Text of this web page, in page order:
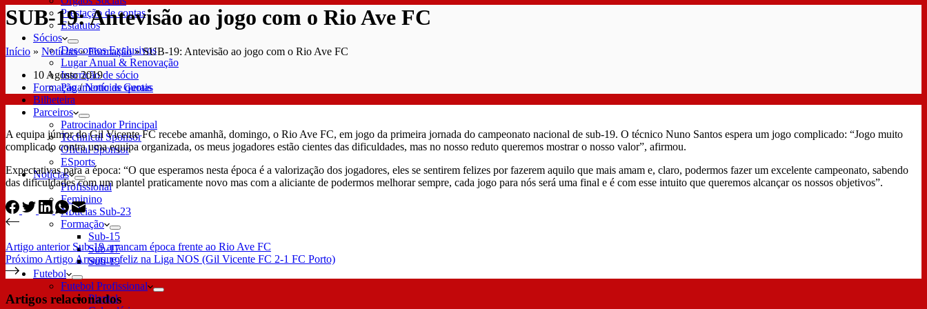
Prestação de contas
Estatutos
Sócios
Descontos Exclusivos
Lugar Anual & Renovação
Inscrição de sócio
Pagamento de quotas
Bilheteira
Parceiros
Patrocinador Principal
Technical Sponsor
Oficial Sponsor
ESports
Notícias
Profissional
Feminino
Notícias Sub-23
Formação
Sub-15
Sub-17
Sub-19
Futebol
Futebol Profissional
Plantel
SUB-19: Antevisão ao jogo com o Rio Ave FC
Início » Notícias»Formação»SUB-19: Antevisão ao jogo com o Rio Ave FC
10 Agosto 2019
Formação/Notícias Gerais
A equipa júnior do Gil Vicente FC recebe amanhã, domingo, o Rio Ave FC, em jogo da primeira jornada do campeonato nacional de sub-19. O técnico Nuno Santos espera um jogo complicado: “Jogo muito
complicado contra uma equipa organizada, os meus jogadores estão cientes das dificuldades, mas no nosso reduto queremos mostrar o nosso valor”, afirmou.
Expectativas para a época: “O que esperamos nesta época é a valorização dos jogadores, eles se sentirem felizes por fazerem aquilo que mais amam e, claro, podermos fazer um excelente campeonato, sabendo
das dificuldades com um plantel praticamente novo mas com a aliciante de podermos melhorar sempre, cada jogo para nós será uma final e é com esse intuito que queremos alcançar os nossos objetivos”.
Artigo anterior Sub-19 arrancam época frente ao Rio Ave FC
Próximo Artigo Arranque feliz na Liga NOS (Gil Vicente FC 2-1 FC Porto)
Artigos relacionados